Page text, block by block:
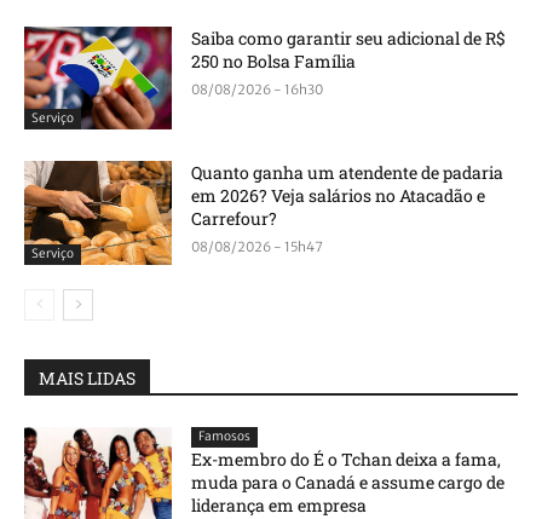
Serviço
Saiba como garantir seu adicional de R$
250 no Bolsa Família
08/08/2026 - 16h30
Serviço
Quanto ganha um atendente de padaria
em 2026? Veja salários no Atacadão e
Carrefour?
08/08/2026 - 15h47
MAIS LIDAS
Famosos
Ex-membro do É o Tchan deixa a fama,
muda para o Canadá e assume cargo de
liderança em empresa